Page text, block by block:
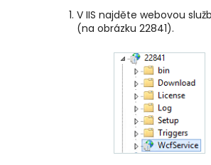
V IIS najděte webovou
(na obrázku 22841).